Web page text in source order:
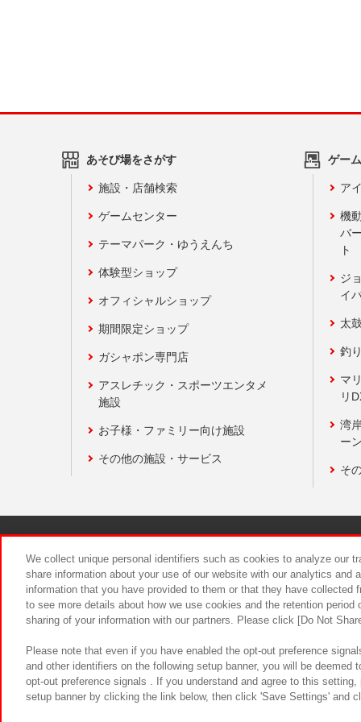
あそび場をさがす
施設・店舗検索
ゲームセンター
テーマパーク・ゆうえんち
体験型ショップ
オフィシャルショップ
期間限定ショップ
ガシャポン専門店
アスレチック・スポーツエンタメ
施設
お子様・ファミリー向け施設
その他の施設・サービス
ゲー
ア
機
バ
ト
ジ
イ
太
釣
マ
リ
湾
ー
そ
食品のご
We collect unique personal identifiers such as cookies to analyze our
share information about your use of our website with our analytics and
information that you have provided to them or that they have
to see more details about how we use cookies and the retention
sharing of your information with our partners. Please click [Do Not
Please note that even if you have enabled the opt-out preference
and other identifiers on the following setup banner, you will be
opt-out preference signals . If you understand and agree to this
setup banner by clicking the link below, then click 'Save Settings' and